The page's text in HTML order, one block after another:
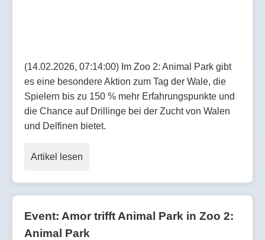
(14.02.2026, 07:14:00) Im Zoo 2: Animal Park gibt
es eine besondere Aktion zum Tag der Wale, die
Spielern bis zu 150 % mehr Erfahrungspunkte und
die Chance auf Drillinge bei der Zucht von Walen
und Delfinen bietet.
Artikel lesen
Event: Amor trifft Animal Park in Zoo 2:
Animal Park